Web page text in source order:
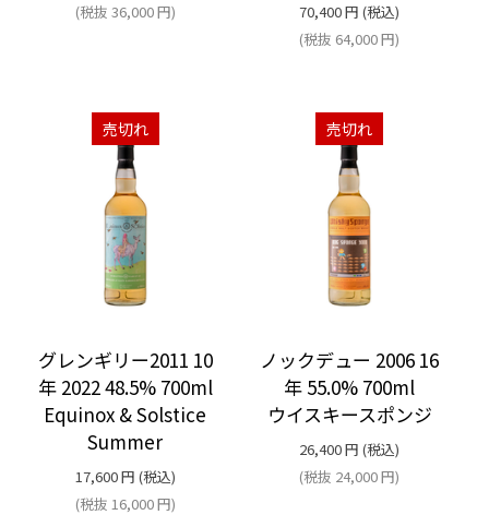
(税抜 36,000円) 70,400円 (税込)
(税抜 64,000円)
売切れ
グレンギリー2011 10
年 2022 48.5% 700ml
Equinox & Solstice
Summer
17,600円 (税込)
(税抜 16,000円)
売切れ
ノックデュー 2006 16
年 55.0% 700ml
ウイスキースポンジ
26,400円 (税込)
(税抜 24,000円)